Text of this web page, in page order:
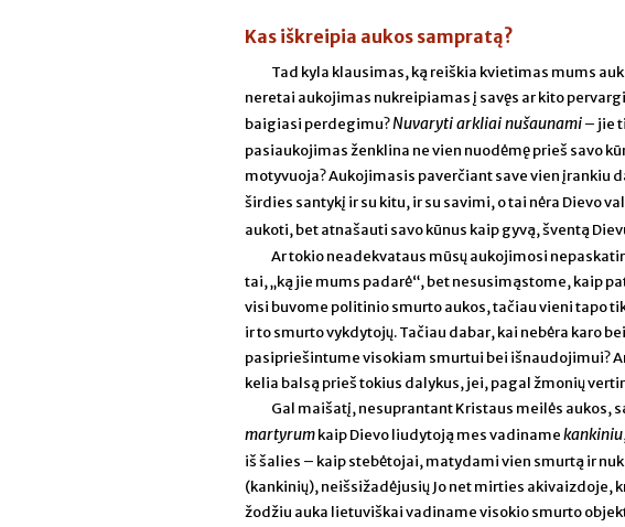
Kas iškreipia aukos sampratą?
Tad kyla klausimas, ką reiškia kvietimas mums
neretai aukojimas nukreipiamas į savęs ar kito
baigiasi perdegimu?Nuvaryti arkliai nušaunami– jie
pasiaukojimas ženklina ne vien nuodėmę prieš savo
motyvuoja? Aukojimasis paverčiant save vien įrankiu
širdies santykį ir su kitu, ir su savimi, o tai nėra Dievo
aukoti, bet atnašauti savo kūnus kaip gyvą, šventą
Ar tokio neadekvataus mūsų aukojimosi
tai, „ką jie mums padarė“, bet nesusimąstome, kaip
visi buvome politinio smurto aukos, tačiau vieni tapo
ir to smurto vykdytojų. Tačiau dabar, kai nebėra karo
pasipriešintume visokiam smurtui bei išnaudojimui?
kelia balsą prieš tokius dalykus, jei, pagal žmonių
Gal maišatį, nesuprantant Kristaus meilės aukos,
martyrumkaip Dievo liudytoją mes vadinamekankiniu
iš šalies – kaip stebėtojai, matydami vien smurtą ir
(kankinių), neišsižadėjusių Jo net mirties akivaizdoje,
žodžiu auka lietuviškai vadiname visokio smurto